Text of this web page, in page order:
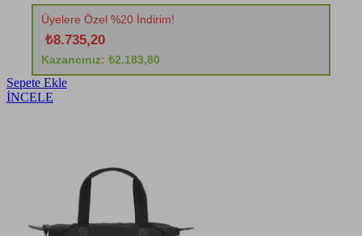
Üyelere Özel %20 İndirim!
₺8.735,20
Kazancınız: ₺2.183,80
Sepete Ekle
İNCELE